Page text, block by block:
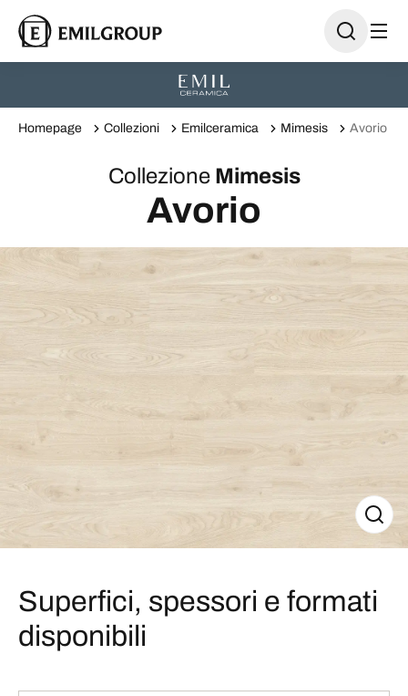
Homepage Collezioni Emilceramica Mimesis Avorio
Collezione Mimesis
Avorio
Superfici, spessori e formati
disponibili